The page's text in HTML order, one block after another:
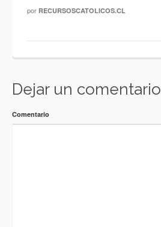
por RECURSOSCATOLICOS.CL
Dejar un comentario
Comentario